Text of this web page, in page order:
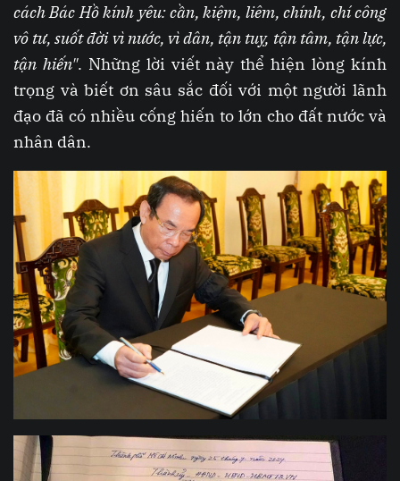
cách Bác Hồ kính yêu: cần, kiệm, liêm, chính, chí công
vô tư, suốt đời vì nước, vì dân, tận tuỵ, tận tâm, tận lực,
tận hiến". Những lời viết này thể hiện lòng kính
trọng và biết ơn sâu sắc đối với một người lãnh
đạo đã có nhiều cống hiến to lớn cho đất nước và
nhân dân.